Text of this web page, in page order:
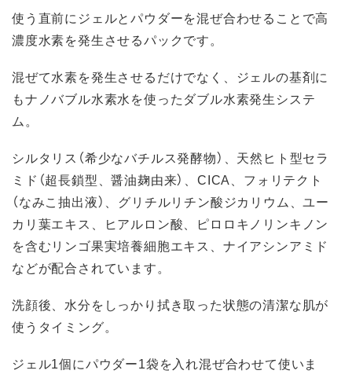
使う直前にジェルとパウダーを混ぜ合わせることで高
濃度水素を発生させるパックです。
混ぜて水素を発生させるだけでなく、ジェルの基剤に
もナノバブル水素水を使ったダブル水素発生システ
ム。
シルタリス（希少なバチルス発酵物）、天然ヒト型セラ
ミド（超長鎖型、醤油麹由来）、CICA、フォリテクト
（なみこ抽出液）、グリチルリチン酸ジカリウム、ユー
カリ葉エキス、ヒアルロン酸、ピロロキノリンキノン
を含むリンゴ果実培養細胞エキス、ナイアシンアミド
などが配合されています。
洗顔後、水分をしっかり拭き取った状態の清潔な肌が
使うタイミング。
ジェル1個にパウダー1袋を入れ混ぜ合わせて使いま